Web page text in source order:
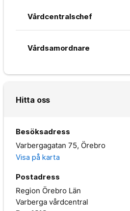
Vårdcentralschef
Vårdsamordnare
Hitta oss
Besöksadress
Varbergagatan 75, Örebro
Visa på karta
Postadress
Region Örebro Län
Varberga vårdcentral